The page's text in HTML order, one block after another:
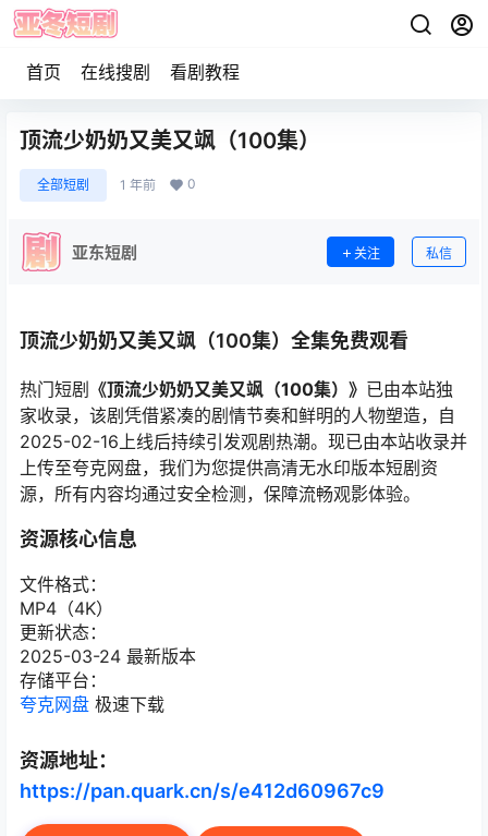
首页 在线搜剧 看剧教程
顶流少奶奶又美又飒（100集）
全部短剧 1 年前 0
亚东短剧 关注 私信
顶流少奶奶又美又飒（100集）全集免费观看
热门短剧 《顶流少奶奶又美又飒（100集）》 已由本站独
家收录，该剧凭借紧凑的剧情节奏和鲜明的人物塑造，自
2025-02-16上线后持续引发观剧热潮。现已由本站收录并
上传至夸克网盘，我们为您提供高清无水印版本短剧资
源，所有内容均通过安全检测，保障流畅观影体验。
资源核心信息
文件格式：
MP4（4K）
更新状态：
2025-03-24 最新版本
存储平台：
夸克网盘 极速下载
资源地址：
https://pan.quark.cn/s/e412d60967c9